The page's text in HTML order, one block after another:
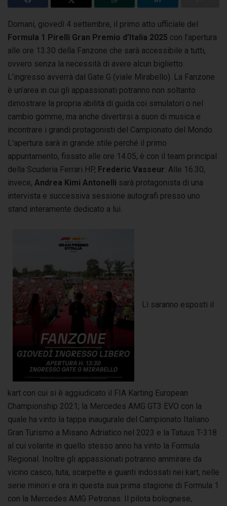
Domani, giovedì 4 settembre, il primo atto ufficiale del
Formula 1 Pirelli Gran Premio d’Italia 2025 con l’apertura
alle ore 13.30 della Fanzone che sarà accessibile a tutti,
ovvero senza la necessità di avere alcun biglietto.
L’ingresso avverrà dal Gate G (viale Mirabello). La Fanzone
è un’area in cui gli appassionati potranno non soltanto
dimostrare la propria abilità di guida coi simulatori o nel
cambio gomme, ma anche divertirsi a suon di musica e
incontrare i grandi protagonisti del Campionato del Mondo.
L’apertura sarà in grande stile perché il primo
appuntamento, fissato alle ore 14.05, è con il team principal
della Scuderia Ferrari HP, Frederic Vasseur . Alle 16.30,
invece, Andrea Kimi Antonelli sarà protagonista di una
intervista e successiva sessione autografi presso uno
stand interamente dedicato a lui.
Lì saranno esposti il
kart con cui si è aggiudicato il FIA Karting European
Championship 2021; la Mercedes AMG GT3 EVO con la
quale ha vinto la tappa inaugurale del Campionato Italiano
Gran Turismo a Misano Adriatico nel 2023 e la Tatuus T-318
al cui volante in quello stesso anno ha vinto la Formula
Regional. Inoltre gli appassionati potranno ammirare da
vicino casco, tuta, scarpette e guanti indossati nei kart, nelle
serie minori e ora in questa sua prima stagione di Formula 1
con la Mercedes AMG Petronas. Il pilota bolognese,